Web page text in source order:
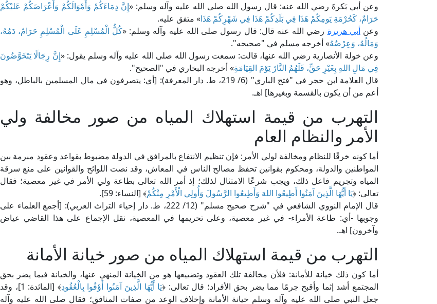
وعن أبي بَكرةَ رضي الله عنه: قال رسول الله صلى الله عليه وآله وسلم: «إِنَّ دِمَاءَكُمْ وَأَمْوَالَكُمْ وَأَعْرَاضَكُمْ عَليْكُمْ
حَرَامٌ، كَحُرْمَةِ يَومِكُمْ هَذَا فِي بَلَدِكُمْ هَذَا فِي شَهْرِكُمْ هَذَا» متفق عليه.
وعنأبي هريرة رضي الله عنه قال: قال رسول صلى الله عليه وآله وسلم: «كُلُّ الْمُسْلِمِ عَلَى الْمُسْلِمِ حَرَامٌ، دَمُهُ،
وَمَالُهُ، وَعِرْضُهُ» أخرجه مسلم في "صحيحه".
وعن خولة الأنصارية رضي الله عنها، قالت: سمعت رسول الله صلى الله عليه وآله وسلم يقول: «إِنَّ رِجَالًا يَتَخَوَّضُونَ
فِي مَالِ اللهِ بِغَيْرِ حَقٍّ، فَلَهُمُ النَّارُ يَوْمَ القِيَامَةِ» أخرجه البخاري في "الصحيح".
قال العلامة ابن حجر في "فتح الباري" (6/ 219، ط. دار المعرفة): [أي: يتصرفون في مال المسلمين بالباطل، وهو
أعم من أن يكون بالقسمة وبغيرها] اهـ.
التهرب من قيمة استهلاك المياه من صور مخالفة ولي
الأمر والنظام العام
أما كونه خرقًا للنظام ومخالفة لولي الأمر: فإن تنظيم الانتفاع بالمرافق في الدولة مضبوط بقواعد وعقود مبرمة بين
المواطنين والدولة، ومحكوم بقوانين تحفظ مصالح الناس في المعاش، وقد نصت اللوائح والقوانين على منع سرقة
المياه وتجريم فاعل ذلك، ويجب شرعًا الامتثال لذلك؛ إذ أمر الله تعالى بطاعة ولي الأمر في غير معصية؛ فقال
تعالى: ﴿يَا أَيُّهَا الَّذِينَ آمَنُوا أَطِيعُوا اللهَ وَأَطِيعُوا الرَّسُولَ وَأُولِي الْأَمْرِ مِنْكُمْ﴾ [النساء: 59].
قال الإمام النووي الشافعي في "شرح صحيح مسلم" (12/ 222، ط. دار إحياء التراث العربي): [أجمع العلماء على
وجوبها -أي: طاعة الأمراء- في غير معصية، وعلى تحريمها في المعصية، نقل الإجماع على هذا القاضي عياض
وآخرون] اهـ.
التهرب من قيمة استهلاك المياه من صور خيانة الأمانة
أما كون ذلك خيانة للأمانة: فلأن مخالفة تلك العقود وتضييعها هو من الخيانة المنهي عنها، والخيانة فيما يضر بحق
المجتمع أشد إثما وأقبح جرمًا مما يضر بحق الأفراد؛ قال تعالى: ﴿يَا أَيُّهَا الَّذِينَ آمَنُوا أَوْفُوا بِالْعُقُودِ
﴾ [المائدة: 1]، وقد
جعل النبي صلى الله عليه وآله وسلم خيانة الأمانة وإخلاف الوعد من صفات المنافق؛ فقال صلى الله عليه وآله